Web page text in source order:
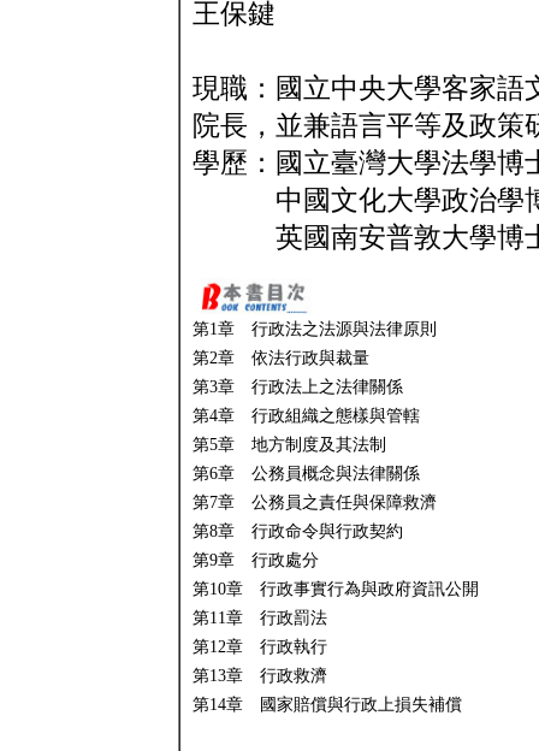
王保鍵
現職：國立中央大學客家語
院長，並兼語言平等及政策
學歷：國立臺灣大學法學博
中國文化大學政治學
英國南安普敦大學博士
第1章 行政法之法源與法律原則
第2章 依法行政與裁量
第3章 行政法上之法律關係
第4章 行政組織之態樣與管轄
第5章 地方制度及其法制
第6章 公務員概念與法律關係
第7章 公務員之責任與保障救濟
第8章 行政命令與行政契約
第9章 行政處分
第10章 行政事實行為與政府資訊公開
第11章 行政罰法
第12章 行政執行
第13章 行政救濟
第14章 國家賠償與行政上損失補償